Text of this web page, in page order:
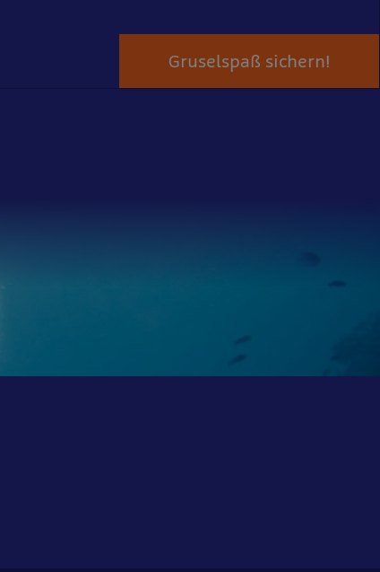
Gruselspaß sichern!